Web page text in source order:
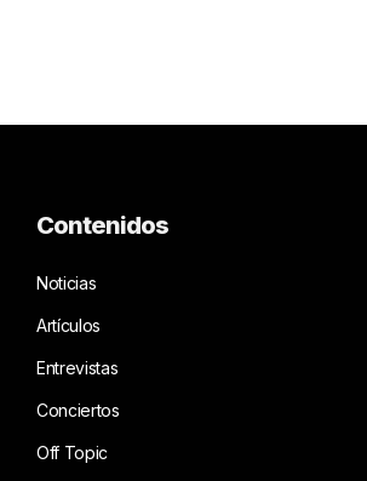
Contenidos
Noticias
Artículos
Entrevistas
Conciertos
Off Topic